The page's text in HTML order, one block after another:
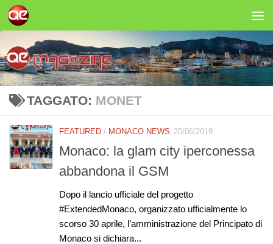
Salta al contenuto
TAGGATO: MONET
FEATURED / MONACO NEWS 20/06/2019
Monaco: la glam city iperconessa
abbandona il GSM
Dopo il lancio ufficiale del progetto
#ExtendedMonaco, organizzato ufficialmente lo
scorso 30 aprile, l’amministrazione del Principato di
Monaco si dichiara...